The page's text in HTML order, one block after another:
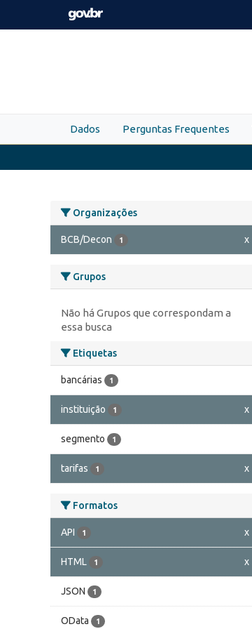
Skip to main content
Dados Perguntas Frequentes
Organizações
BCB/Decon 1 x
Grupos
Não há Grupos que correspondam a
essa busca
Etiquetas
bancárias 1
instituição 1 x
segmento 1
tarifas 1 x
Formatos
API 1 x
HTML 1 x
JSON 1
OData 1